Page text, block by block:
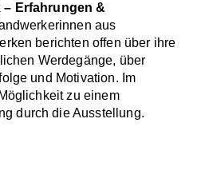
– Erfahrungen &
aus
berichten offen über ihre
Werdegänge, über
und Motivation. Im
zu einem
durch die Ausstellung.